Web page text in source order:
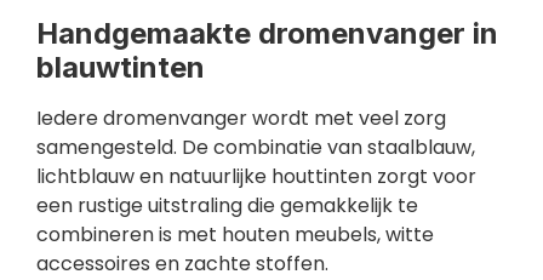
Handgemaakte dromenvanger in
blauwtinten
Iedere dromenvanger wordt met veel zorg
samengesteld. De combinatie van staalblauw,
lichtblauw en natuurlijke houttinten zorgt voor
een rustige uitstraling die gemakkelijk te
combineren is met houten meubels, witte
accessoires en zachte stoffen.